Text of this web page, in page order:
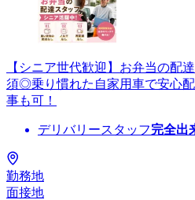
【シニア世代歓迎】お弁当の配
須◎乗り慣れた自家用車で安心
事も可！
デリバリースタッフ完全出
勤務地
面接地